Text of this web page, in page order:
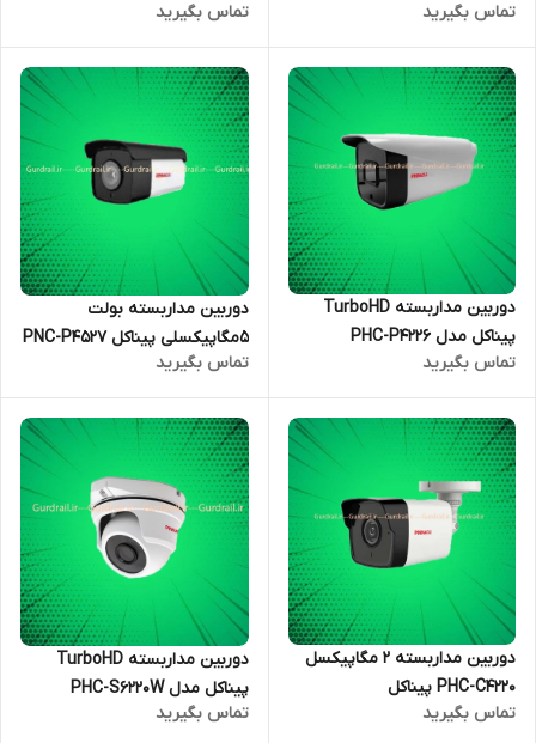
تماس بگیرید
تماس بگیرید
دوربین مداربسته TurboHD
پیناکل مدل PHC-P4226
تماس بگیرید
دوربین مداربسته بولت
5مگاپیکسلی پیناکل PNC-P4527
تماس بگیرید
دوربین مداربسته 2 مگاپیکسل
PHC-C4220 پیناکل
تماس بگیرید
دوربین مداربسته TurboHD
پیناکل مدل PHC-S6220W
تماس بگیرید